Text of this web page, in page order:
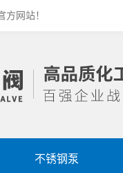
网站！
不锈钢泵